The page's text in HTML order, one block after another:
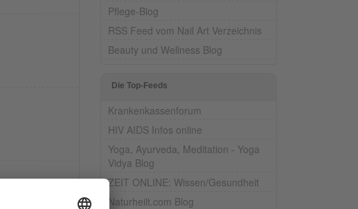
Pflege-Blog
RSS Feed vom Nail Art Verzeichnis
Beauty und Wellness Blog
Die Top-Feeds
Krankenkassenforum
HIV AIDS Infos online
Yoga, Ayurveda, Meditation - Yoga
Vidya Blog
ZEIT ONLINE: Wissen/Gesundheit
Naturheilt.com Blog